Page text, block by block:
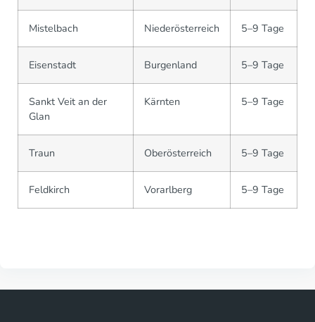
Mistelbach Niederösterreich 5–9 Tage
Eisenstadt Burgenland 5–9 Tage
Sankt Veit an der
Glan
Kärnten 5–9 Tage
Traun Oberösterreich 5–9 Tage
Feldkirch Vorarlberg 5–9 Tage